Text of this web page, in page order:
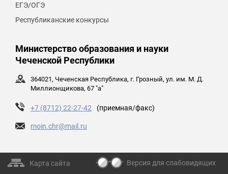
ЕГЭ/ОГЭ
Республиканские конкурсы
Министерство образования и науки
Чеченской Республики
364021, Чеченская Республика, г. Грозный, ул. им. М. Д.
Миллионщикова, 67 "а"
+7 (8712) 22-27-42 (приемная/факс)
moin.chr@mail.ru
Карта сайта Версия для слабовидящих